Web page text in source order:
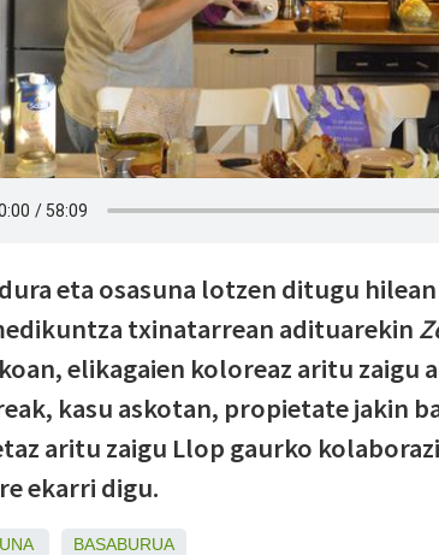
eta osasuna lotzen ditugu
txinatarrean adituarekin
elikagaien koloreaz aritu zaigu
kasu askotan, propietate jakin
aritu zaigu Llop gaurko
ekarri digu.
BASABURUA